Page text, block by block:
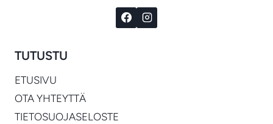
TUTUSTU
ETUSIVU
OTA YHTEYTTÄ
TIETOSUOJASELOSTE